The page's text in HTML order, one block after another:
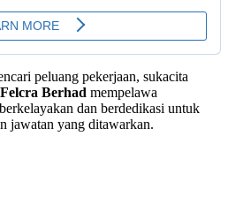
peluang pekerjaan, sukacita
Felcra Berhad mempelawa
dan berdedikasi untuk
jawatan yang ditawarkan.